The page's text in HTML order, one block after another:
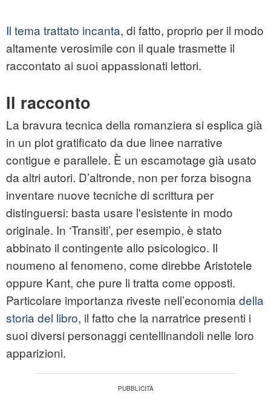
Il tema trattato incanta, di fatto, proprio per il modo
altamente verosimile con il quale trasmette il
raccontato ai suoi appassionati lettori.
Il racconto
La bravura tecnica della romanziera si esplica già
in un plot gratificato da due linee narrative
contigue e parallele. È un escamotage già usato
da altri autori. D’altronde, non per forza bisogna
inventare nuove tecniche di scrittura per
distinguersi: basta usare l'esistente in modo
originale. In ‘Transiti’, per esempio, è stato
abbinato il contingente allo psicologico. Il
noumeno al fenomeno, come direbbe Aristotele
oppure Kant, che pure li tratta come opposti.
Particolare importanza riveste nell’economia della
storia del libro, il fatto che la narratrice presenti i
suoi diversi personaggi centellinandoli nelle loro
apparizioni.